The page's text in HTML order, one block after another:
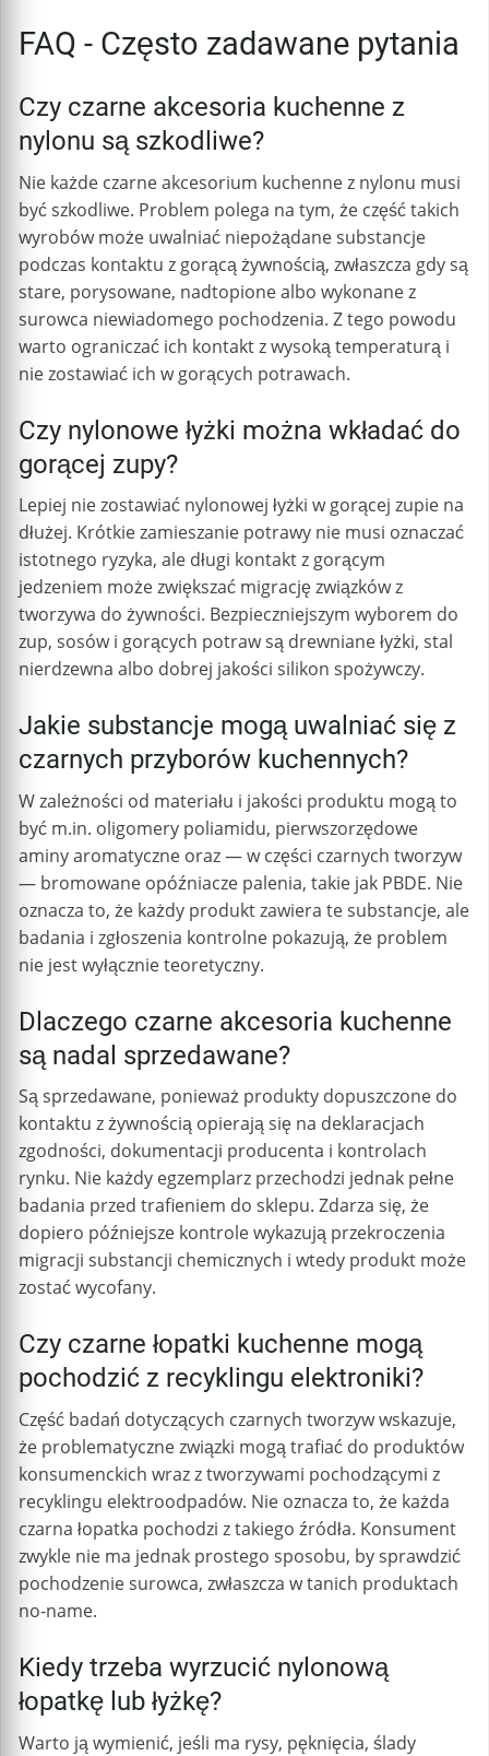
FAQ - Często zadawane pytania
Czy czarne akcesoria kuchenne z
nylonu są szkodliwe?
Nie każde czarne akcesorium kuchenne z nylonu musi
być szkodliwe. Problem polega na tym, że część takich
wyrobów może uwalniać niepożądane substancje
podczas kontaktu z gorącą żywnością, zwłaszcza gdy są
stare, porysowane, nadtopione albo wykonane z
surowca niewiadomego pochodzenia. Z tego powodu
warto ograniczać ich kontakt z wysoką temperaturą i
nie zostawiać ich w gorących potrawach.
Czy nylonowe łyżki można wkładać do
gorącej zupy?
Lepiej nie zostawiać nylonowej łyżki w gorącej zupie na
dłużej. Krótkie zamieszanie potrawy nie musi oznaczać
istotnego ryzyka, ale długi kontakt z gorącym
jedzeniem może zwiększać migrację związków z
tworzywa do żywności. Bezpieczniejszym wyborem do
zup, sosów i gorących potraw są drewniane łyżki, stal
nierdzewna albo dobrej jakości silikon spożywczy.
Jakie substancje mogą uwalniać się z
czarnych przyborów kuchennych?
W zależności od materiału i jakości produktu mogą to
być m.in. oligomery poliamidu, pierwszorzędowe
aminy aromatyczne oraz — w części czarnych tworzyw
— bromowane opóźniacze palenia, takie jak PBDE. Nie
oznacza to, że każdy produkt zawiera te substancje, ale
badania i zgłoszenia kontrolne pokazują, że problem
nie jest wyłącznie teoretyczny.
Dlaczego czarne akcesoria kuchenne
są nadal sprzedawane?
Są sprzedawane, ponieważ produkty dopuszczone do
kontaktu z żywnością opierają się na deklaracjach
zgodności, dokumentacji producenta i kontrolach
rynku. Nie każdy egzemplarz przechodzi jednak pełne
badania przed trafieniem do sklepu. Zdarza się, że
dopiero późniejsze kontrole wykazują przekroczenia
migracji substancji chemicznych i wtedy produkt może
zostać wycofany.
Czy czarne łopatki kuchenne mogą
pochodzić z recyklingu elektroniki?
Część badań dotyczących czarnych tworzyw wskazuje,
że problematyczne związki mogą trafiać do produktów
konsumenckich wraz z tworzywami pochodzącymi z
recyklingu elektroodpadów. Nie oznacza to, że każda
czarna łopatka pochodzi z takiego źródła. Konsument
zwykle nie ma jednak prostego sposobu, by sprawdzić
pochodzenie surowca, zwłaszcza w tanich produktach
no-name.
Kiedy trzeba wyrzucić nylonową
łopatkę lub łyżkę?
Warto ją wymienić, jeśli ma rysy, pęknięcia, ślady